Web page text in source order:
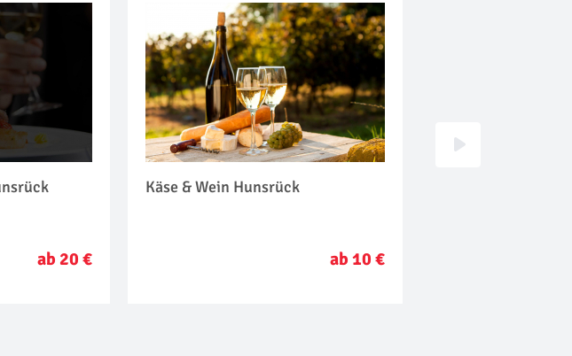
ab 20 €
Käse & Wein Hunsrück
ab 10 €